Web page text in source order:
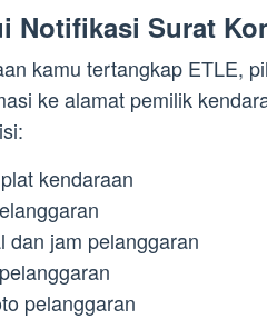
Notifikasi Surat
kamu tertangkap ETLE,
ke alamat pemilik
kendaraan
dan jam pelanggaran
pelanggaran